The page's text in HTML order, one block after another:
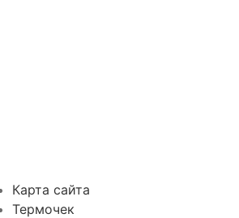
Карта сайта
Термочек